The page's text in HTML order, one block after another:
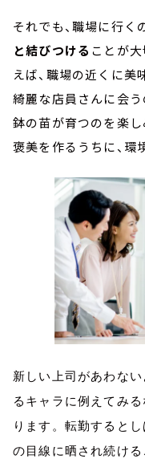
それでも、職場に行く
と結びつける ことが
えば、職場の近くに美
綺麗な店員さんに会
鉢の苗が育つのを楽
褒美を作るうちに、環
新しい上司があわな
るキャラに例えてみ
ります。転勤すると
の目線に晒され続け